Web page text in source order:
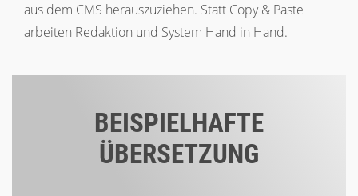
aus dem CMS herauszuziehen. Statt Copy & Paste
arbeiten Redaktion und System Hand in Hand.
BEISPIELHAFTE
ÜBERSETZUNG